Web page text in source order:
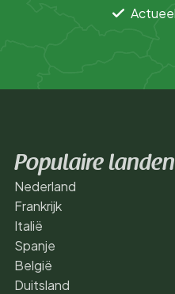
Populaire landen
Nederland
Frankrijk
Italië
Spanje
België
Duitsland